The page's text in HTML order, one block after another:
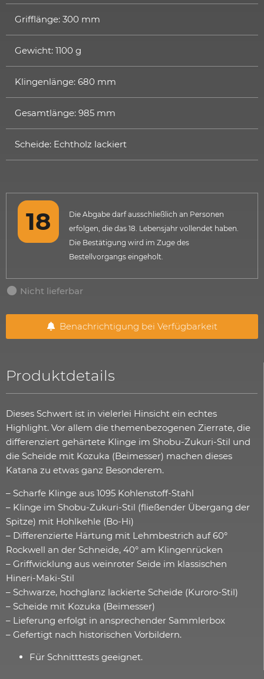
Grifflänge: 300 mm
Gewicht: 1100 g
Klingenlänge: 680 mm
Gesamtlänge: 985 mm
Scheide: Echtholz lackiert
Die Abgabe darf ausschließlich an Personen
erfolgen, die das 18. Lebensjahr vollendet haben.
Die Bestätigung wird im Zuge des
Bestellvorgangs eingeholt.
Nicht lieferbar
Benachrichtigung bei Verfügbarkeit
Produktdetails
Dieses Schwert ist in vielerlei Hinsicht ein echtes
Highlight. Vor allem die themenbezogenen Zierrate, die
differenziert gehärtete Klinge im Shobu-Zukuri-Stil und
die Scheide mit Kozuka (Beimesser) machen dieses
Katana zu etwas ganz Besonderem.
– Scharfe Klinge aus 1095 Kohlenstoff-Stahl
– Klinge im Shobu-Zukuri-Stil (fließender Übergang der
Spitze) mit Hohlkehle (Bo-Hi)
– Differenzierte Härtung mit Lehmbestrich auf 60°
Rockwell an der Schneide, 40° am Klingenrücken
– Griffwicklung aus weinroter Seide im klassischen
Hineri-Maki-Stil
– Schwarze, hochglanz lackierte Scheide (Kuroro-Stil)
– Scheide mit Kozuka (Beimesser)
– Lieferung erfolgt in ansprechender Sammlerbox
– Gefertigt nach historischen Vorbildern.
Für Schnitttests geeignet.